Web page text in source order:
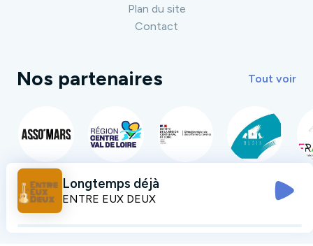
Plan du site
Contact
Nos partenaires Tout voir
Longtemps déjà
ENTRE EUX DEUX